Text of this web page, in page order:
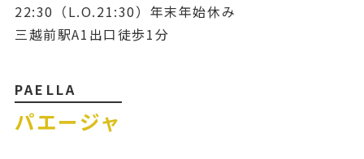
22:30（L.O.21:30）年末年始休み
三越前駅A1出口徒歩1分
PAELLA
パエージャ